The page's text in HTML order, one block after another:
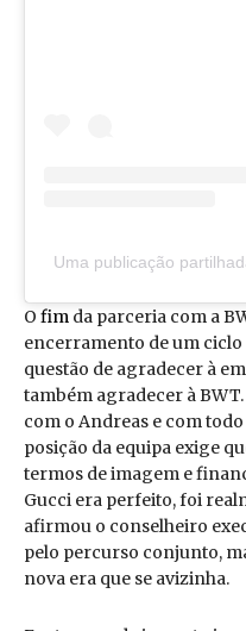
Uma publicação
O fim da parceria com a
encerramento de um
questão de agradecer à
também agradecer à
com o Andreas e com
posição da equipa exige
termos de imagem e
Gucci era perfeito, foi
afirmou o conselheiro
pelo percurso conjunto,
nova era que se avizinha.